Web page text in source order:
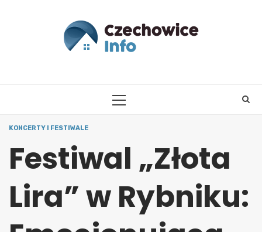
PRIMARY
KONCERTY I FESTIWALE
Festiwal „Złota
Lira” w Rybniku: